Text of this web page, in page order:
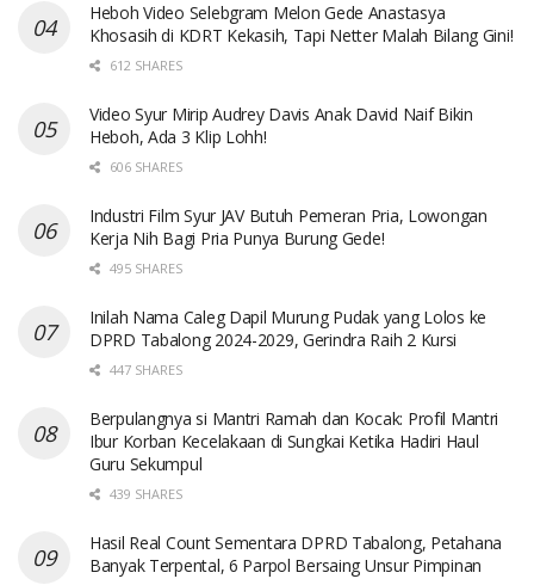
Heboh Video Selebgram Melon Gede Anastasya
Khosasih di KDRT Kekasih, Tapi Netter Malah Bilang Gini!
612 SHARES
Video Syur Mirip Audrey Davis Anak David Naif Bikin
Heboh, Ada 3 Klip Lohh!
606 SHARES
Industri Film Syur JAV Butuh Pemeran Pria, Lowongan
Kerja Nih Bagi Pria Punya Burung Gede!
495 SHARES
Inilah Nama Caleg Dapil Murung Pudak yang Lolos ke
DPRD Tabalong 2024-2029, Gerindra Raih 2 Kursi
447 SHARES
Berpulangnya si Mantri Ramah dan Kocak: Profil Mantri
Ibur Korban Kecelakaan di Sungkai Ketika Hadiri Haul
Guru Sekumpul
439 SHARES
Hasil Real Count Sementara DPRD Tabalong, Petahana
Banyak Terpental, 6 Parpol Bersaing Unsur Pimpinan